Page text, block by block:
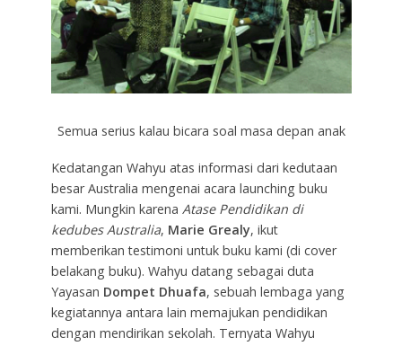
Semua serius kalau bicara soal masa depan anak
Kedatangan Wahyu atas informasi dari kedutaan
besar Australia mengenai acara launching buku
kami. Mungkin karena Atase Pendidikan di
kedubes Australia, Marie Grealy, ikut
memberikan testimoni untuk buku kami (di cover
belakang buku). Wahyu datang sebagai duta
Yayasan Dompet Dhuafa, sebuah lembaga yang
kegiatannya antara lain memajukan pendidikan
dengan mendirikan sekolah. Ternyata Wahyu